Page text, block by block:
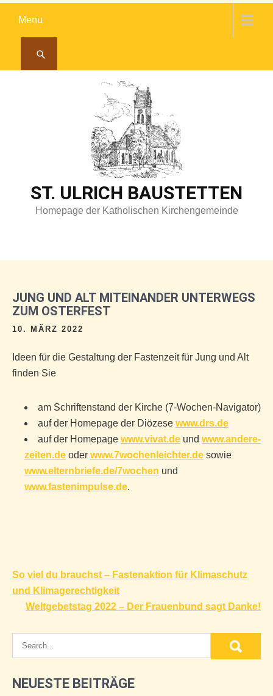
Menu
ST. ULRICH BAUSTETTEN
Homepage der Katholischen Kirchengemeinde
JUNG UND ALT MITEINANDER UNTERWEGS
ZUM OSTERFEST
10. MÄRZ 2022
Ideen für die Gestaltung der Fastenzeit für Jung und Alt
finden Sie
am Schriftenstand der Kirche (7-Wochen-Navigator)
auf der Homepage der Diözese www.drs.de
auf der Homepage www.vivat.de und www.andere-
zeiten.de oder www.7wochenleichter.de sowie
www.elternbriefe.de/7wochen und
www.fastenimpulse.de.
Beitragsnavigation
So viel du brauchst – Fastenaktion für Klimaschutz
und Klimagerechtigkeit
Weltgebetstag 2022 – Der Frauenbund sagt Danke!
NEUESTE BEITRÄGE